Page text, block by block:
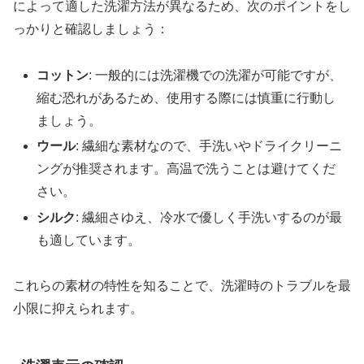
によって適した洗濯方法が異なるため、次のポイントをし
っかりと確認しましょう：
コットン: 一般的には洗濯機での洗濯が可能ですが、
縮む恐れがあるため、使用する際には慎重に行動し
ましょう。
ウール: 繊細な素材なので、手洗いやドライクリーニ
ングが推奨されます。高温で洗うことは避けてくだ
さい。
シルク: 繊細さゆえ、冷水で優しく手洗いするのが最
も適しています。
これらの素材の特性を知ることで、洗濯時のトラブルを最
小限に抑えられます。